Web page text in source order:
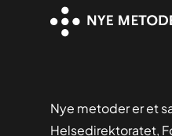
Nye metoder er et
Helsedirektoratet,